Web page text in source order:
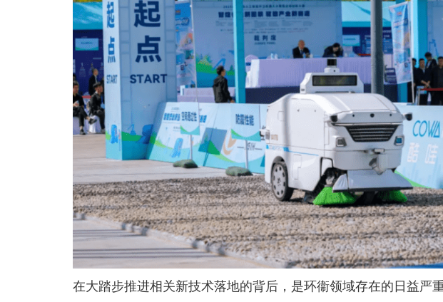
在大踏步推进相关新技术落地的背后，是环衞领域存在的日益严